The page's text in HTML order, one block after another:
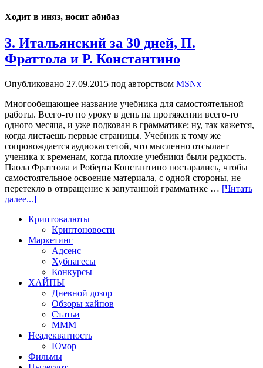
Ходит в иняз, носит абибаз
3. Итальянский за 30 дней, П.
Фраттола и Р. Константино
Опубликовано 27.09.2015 под авторством MSNx
Многообещающее название учебника для самостоятельной
работы. Всего-то по уроку в день на протяжении всего-то
одного месяца, и уже подкован в грамматике; ну, так кажется,
когда листаешь первые страницы. Учебник к тому же
сопровождается аудиокассетой, что мысленно отсылает
ученика к временам, когда плохие учебники были редкость.
Паола Фраттола и Роберта Константино постарались, чтобы
самостоятельное освоение материала, с одной стороны, не
перетекло в отвращение к запутанной грамматике … [Читать
далее...]
Криптовалюты
Криптоновости
Маркетинг
Адсенс
Хубпагесы
Конкурсы
ХАЙПЫ
Дневной дозор
Обзоры хайпов
Статьи
МММ
Неадекватность
Юмор
Фильмы